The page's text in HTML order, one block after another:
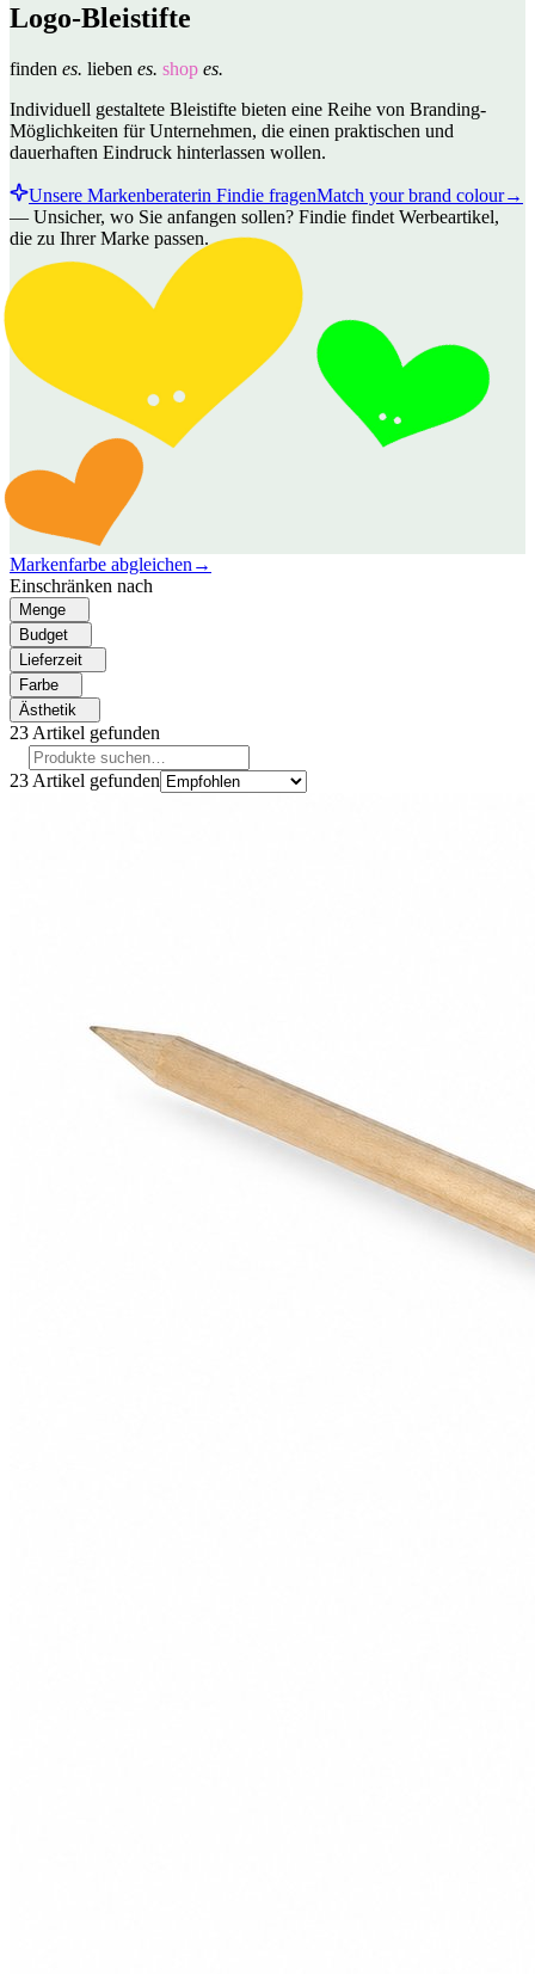
Logo-Bleistifte
finden es. lieben es. shop es.
Individuell gestaltete Bleistifte bieten eine Reihe von Branding-
Möglichkeiten für Unternehmen, die einen praktischen und
dauerhaften Eindruck hinterlassen wollen.
Unsere Markenberaterin Findie fragenMatch your brand colour→
— Unsicher, wo Sie anfangen sollen? Findie findet Werbeartikel,
die zu Ihrer Marke passen.
Markenfarbe abgleichen →
Einschränken nach
Menge
Budget
Lieferzeit
Farbe
Ästhetik
23 Artikel gefunden
23 Artikel gefunden